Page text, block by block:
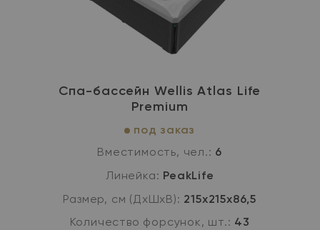
Спа-бассейн Wellis Atlas Life
Premium
под заказ
Вместимость, чел.: 6
Линейка: PeakLife
Размер, см (ДхШхВ): 215х215х86,5
Количество форсунок, шт.: 43